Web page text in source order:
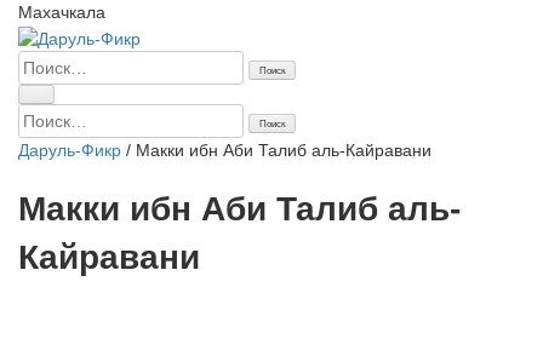
Махачкала
Найти:
Найти:
Даруль-Фикр / Макки ибн Аби Талиб аль-Кайравани
Макки ибн Аби Талиб аль-
Кайравани